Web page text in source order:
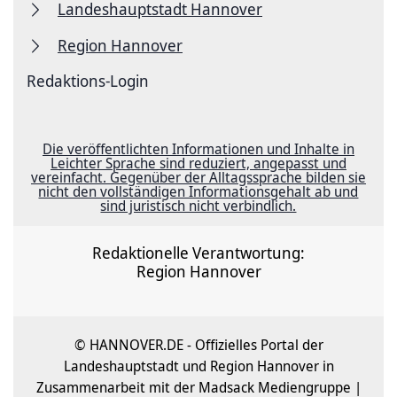
Landeshauptstadt Hannover
Region Hannover
Redaktions-Login
Die veröffentlichten Informationen und Inhalte in
Leichter Sprache sind reduziert, angepasst und
vereinfacht. Gegenüber der Alltagssprache bilden sie
nicht den vollständigen Informationsgehalt ab und
sind juristisch nicht verbindlich.
Redaktionelle Verantwortung:
Region Hannover
© HANNOVER.DE - Offizielles Portal der
Landeshauptstadt und Region Hannover in
Zusammenarbeit mit der Madsack Mediengruppe |